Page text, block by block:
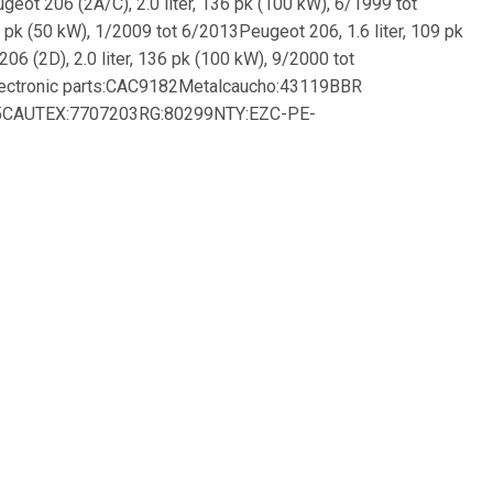
(50 kW), 1/2009 tot 6/2013Peugeot 206, 1.6 liter, 109 pk
(2D), 2.0 liter, 136 pk (100 kW), 9/2000 tot
parts:CAC9182Metalcaucho:43119BBR
PE-